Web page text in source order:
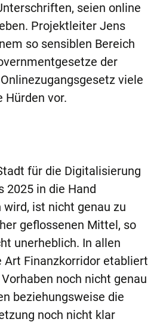
seien online
Projektleiter Jens
so sensiblen Bereich
der
viele
Hürden vor.
für die Digitalisierung
2025 in die Hand
ist nicht genau zu
geflossenen Mittel, so
unerheblich. In allen
Art Finanzkorridor etabliert
noch nicht genau
beziehungsweise die
noch nicht klar